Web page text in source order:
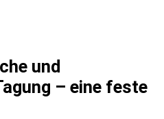
und
– eine feste